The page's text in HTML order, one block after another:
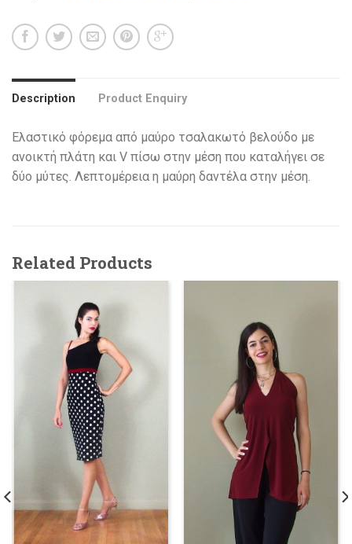
Description Product Enquiry
Ελαστικό φόρεμα από μαύρο τσαλακωτό βελούδο με
ανοικτή πλάτη και V πίσω στην μέση που καταλήγει σε
δύο μύτες. Λεπτομέρεια η μαύρη δαντέλα στην μέση.
Related Products